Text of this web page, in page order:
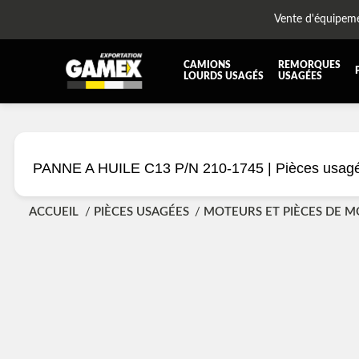
Vente
CAMIONS
LOURDS USAGÉS
REMORQUES
USAGÉES
DIFFÉRENTIELS ET SUSPENSIONS
KIT HYDRAULIQUE
PANNE A HUILE C13 P/N 210-1745 | Pièces
ACCUEIL PIÈCES USAGÉES MOTEURS ET PIÈCES DE